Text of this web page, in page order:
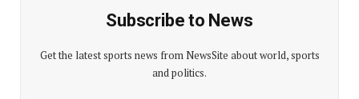
Subscribe to News
Get the latest sports news from NewsSite about world, sports
and politics.